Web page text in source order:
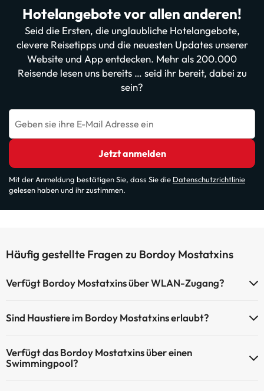
Hotelangebote vor allen anderen!
Seid die Ersten, die unglaubliche Hotelangebote,
clevere Reisetipps und die neuesten Updates unserer
Website und App entdecken. Mehr als 200.000
Reisende lesen uns bereits … seid ihr bereit, dabei zu
sein?
Geben sie ihre E-Mail Adresse ein
Jetzt anmelden
Mit der Anmeldung bestätigen Sie, dass Sie die Datenschutzrichtlinie
gelesen haben und ihr zustimmen.
Häufig gestellte Fragen zu Bordoy Mostatxins
Verfügt Bordoy Mostatxins über WLAN-Zugang?
Sind Haustiere im Bordoy Mostatxins erlaubt?
Verfügt das Bordoy Mostatxins über einen
Swimmingpool?